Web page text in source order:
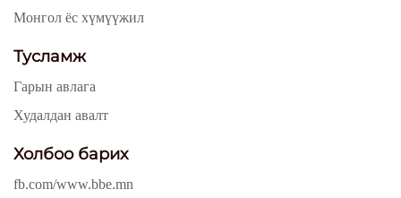
Монгол ёс хүмүүжил
Тусламж
Гарын авлага
Худалдан авалт
Холбоо барих
fb.com/www.bbe.mn